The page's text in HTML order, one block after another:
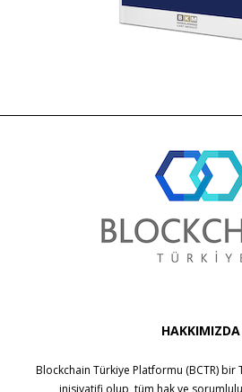
HAKKIMIZDA
Blockchain Türkiye Platformu (BCTR) bir